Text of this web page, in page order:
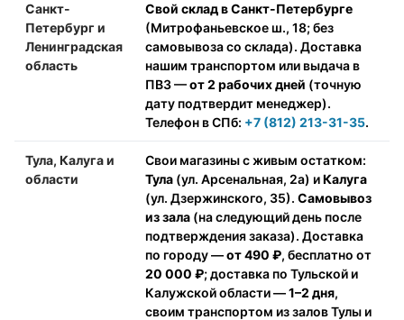
Санкт-
Петербург и
Ленинградская
область
Свой склад в Санкт-Петербурге
(Митрофаньевское ш., 18; без
самовывоза со склада). Доставка
нашим транспортом или выдача в
ПВЗ —от 2 рабочих дней (точную
дату подтвердит менеджер).
Телефон в СПб: +7 (812) 213-31-35.
Тула, Калуга и
области
Свои магазины с живым остатком:
Тула (ул. Арсенальная, 2а) иКалуга
(ул. Дзержинского, 35). Самовывоз
из зала (на следующий день после
подтверждения заказа). Доставка
по городу —от 490 ₽, бесплатно от
20 000 ₽; доставка по Тульской и
Калужской области —1–2 дня,
своим транспортом из залов Тулы и